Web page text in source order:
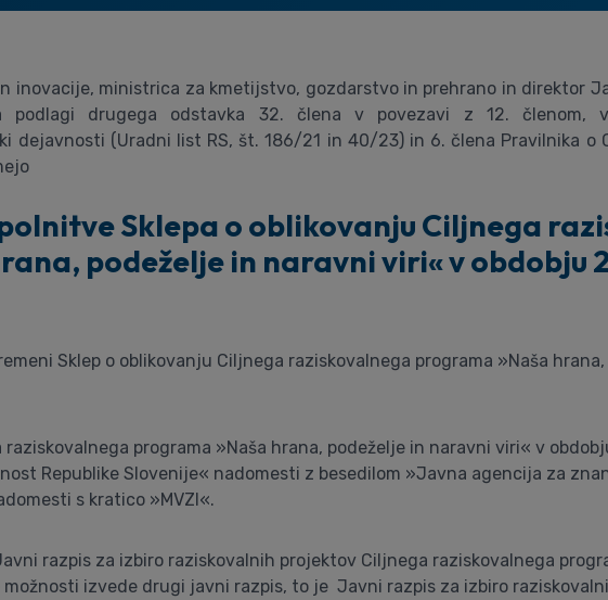
inovacije, ministrica za kmetijstvo, gozdarstvo in prehrano in direktor
podlagi drugega odstavka 32. člena v povezavi z 12.
dejavnosti (Uradni list RS, št. 186/21 in 40/23) in 6. člena Pravilnika o
Sklepa o oblikovanju Ciljnega
podeželje in naravni viri« v obdobju
Sklep o oblikovanju Ciljnega raziskovalnega programa »Naša
raziskovalnega programa »Naša hrana, podeželje in naravni viri« v
Republike Slovenije« nadomesti z besedilom »Javna agencija za
s kratico »MVZI«.
razpis za izbiro raziskovalnih projektov Ciljnega raziskovalnega
izvede drugi javni razpis, to je Javni razpis za izbiro